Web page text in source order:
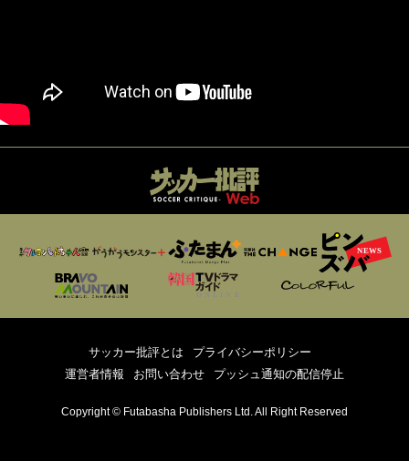
サッカー批評とは
プライバシーポリシー
運営者情報
お問い合わせ プッシュ通知の配信停止
Copyright © Futabasha Publishers Ltd. All Right Reserved